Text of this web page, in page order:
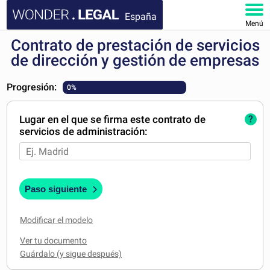
España
Menú
INICIO
MI CUENTA
Contrato de prestación de servicios
de dirección y gestión de empresas
Progresión: 0%
Lugar en el que se firma este contrato de
servicios de administración:
?
Paso siguiente
Modificar el modelo
Ver tu documento